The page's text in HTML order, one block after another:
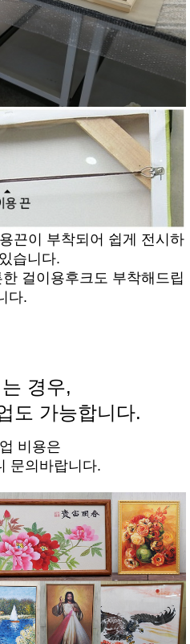
끈이 부착되어 쉽게 전시하
습니다.
걸이용후크도 부착해드립
다.
경우,
도 가능합니다.
비용은
문의바랍니다.